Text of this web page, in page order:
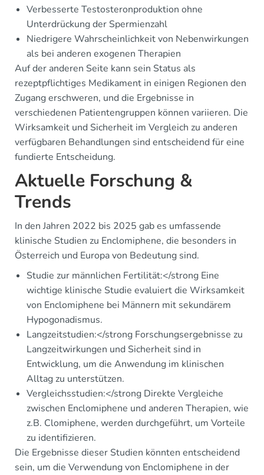
Verbesserte Testosteronproduktion ohne
Unterdrückung der Spermienzahl
Niedrigere Wahrscheinlichkeit von Nebenwirkungen
als bei anderen exogenen Therapien
Auf der anderen Seite kann sein Status als
rezeptpflichtiges Medikament in einigen Regionen den
Zugang erschweren, und die Ergebnisse in
verschiedenen Patientengruppen können variieren. Die
Wirksamkeit und Sicherheit im Vergleich zu anderen
verfügbaren Behandlungen sind entscheidend für eine
fundierte Entscheidung.
Aktuelle Forschung &
Trends
In den Jahren 2022 bis 2025 gab es umfassende
klinische Studien zu Enclomiphene, die besonders in
Österreich und Europa von Bedeutung sind.
Studie zur männlichen Fertilität:</strong Eine
wichtige klinische Studie evaluiert die Wirksamkeit
von Enclomiphene bei Männern mit sekundärem
Hypogonadismus.
Langzeitstudien:</strong Forschungsergebnisse zu
Langzeitwirkungen und Sicherheit sind in
Entwicklung, um die Anwendung im klinischen
Alltag zu unterstützen.
Vergleichsstudien:</strong Direkte Vergleiche
zwischen Enclomiphene und anderen Therapien, wie
z.B. Clomiphene, werden durchgeführt, um Vorteile
zu identifizieren.
Die Ergebnisse dieser Studien könnten entscheidend
sein, um die Verwendung von Enclomiphene in der